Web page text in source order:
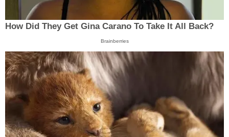
How Did They Get Gina Carano To Take It All Back?
Brainberries